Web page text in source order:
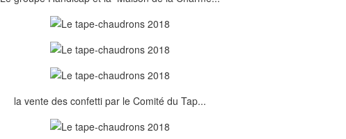
la vente des confetti par le Comité du Tap...